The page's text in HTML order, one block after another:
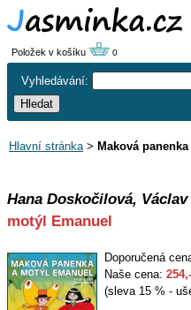
Položek v košíku 0
Vyhledávání:
Hlavní stránka> Maková
Hana Doskočilová,
motýl Emanuel
Doporučená
Naše cena: 254
(sleva 15 % -